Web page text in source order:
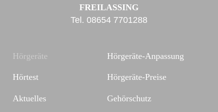
FREILASSING
Tel. 08654 7701288
Hörgeräte
Hörtest
Aktuelles
Hörgeräte-Anpassung
Hörgeräte-Preise
Gehörschutz